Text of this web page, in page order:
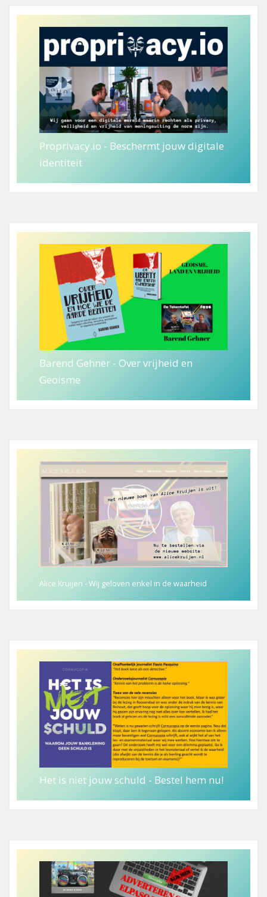
Proprivacy.io - Beschermt jouw digitale
identiteit
Barend Gehner - Over vrijheid en
Geoisme
Alice Kruijen - Wij geloven enkel in de waarheid
Het is niet jouw schuld - Bestel hem nu!